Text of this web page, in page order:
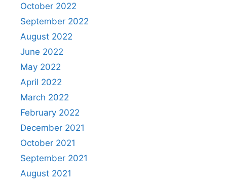
October 2022
September 2022
August 2022
June 2022
May 2022
April 2022
March 2022
February 2022
December 2021
October 2021
September 2021
August 2021